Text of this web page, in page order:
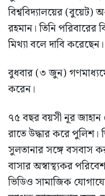
বিশ্ববিদ্যালয়ের
রহমান। তিনি পরিবারের
মিথ্যা বলে দাবি করেছেন।
বুধবার (৩ জুন)
করেন।
৭৫ বছর বয়সী নূর
রাতে উদ্ধার করে পুলিশ।
সুলতানার সঙ্গে বসবাস
বাসার অস্বাস্থ্যকর
ভিডিও সামাজিক